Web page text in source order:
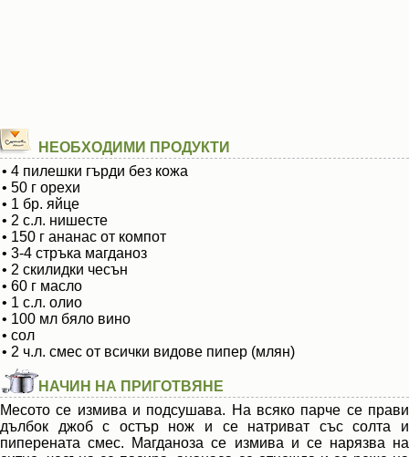
НЕОБХОДИМИ ПРОДУКТИ
• 4 пилешки гърди без кожа
• 50 г орехи
• 1 бр. яйце
• 2 с.л. нишесте
• 150 г ананас от компот
• 3-4 стръка магданоз
• 2 скилидки чесън
• 60 г масло
• 1 с.л. олио
• 100 мл бяло вино
• сол
• 2 ч.л. смес от всички видове пипер (млян)
НАЧИН НА ПРИГОТВЯНЕ
Месото се измива и подсушава. На всяко парче се прави
дълбок джоб с остър нож и се натриват със солта и
пиперената смес. Магданоза се измива и се нарязва на